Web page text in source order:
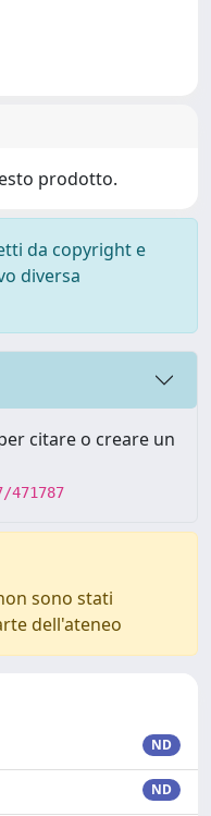
prodotto.
da copyright e
diversa
citare o creare un
sono stati
dell'ateneo
ND
ND